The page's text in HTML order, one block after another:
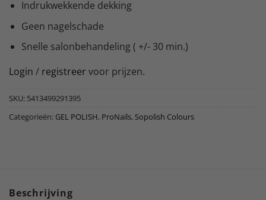
Indrukwekkende dekking
Geen nagelschade
Snelle salonbehandeling ( +/- 30 min.)
Login / registreer voor prijzen.
SKU: 5413499291395
Categorieën: GEL POLISH, ProNails, Sopolish Colours
Beschrijving